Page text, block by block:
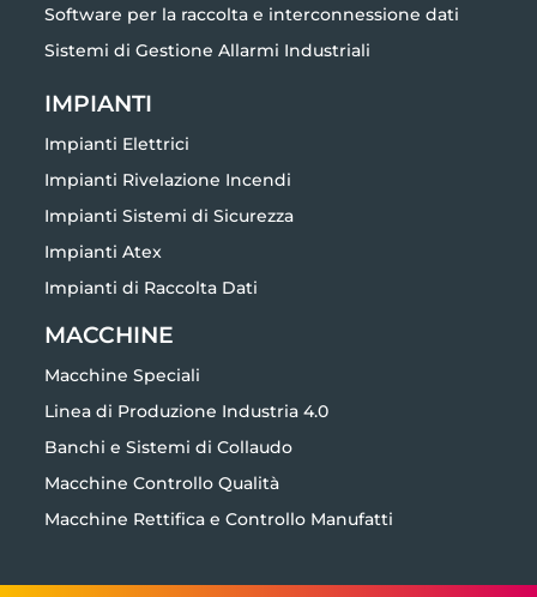
Software per la raccolta e interconnessione dati
Sistemi di Gestione Allarmi Industriali
IMPIANTI
Impianti Elettrici
Impianti Rivelazione Incendi
Impianti Sistemi di Sicurezza
Impianti Atex
Impianti di Raccolta Dati
MACCHINE
Macchine Speciali
Linea di Produzione Industria 4.0
Banchi e Sistemi di Collaudo
Macchine Controllo Qualità
Macchine Rettifica e Controllo Manufatti